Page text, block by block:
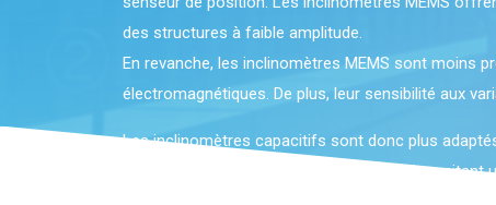
des structures à faible amplitude.
En revanche, les inclinomètres MEMS sont moins
électromagnétiques. De plus, leur sensibilité aux
Les inclinomètres capacitifs sont donc plus
sont préférables pour les applications